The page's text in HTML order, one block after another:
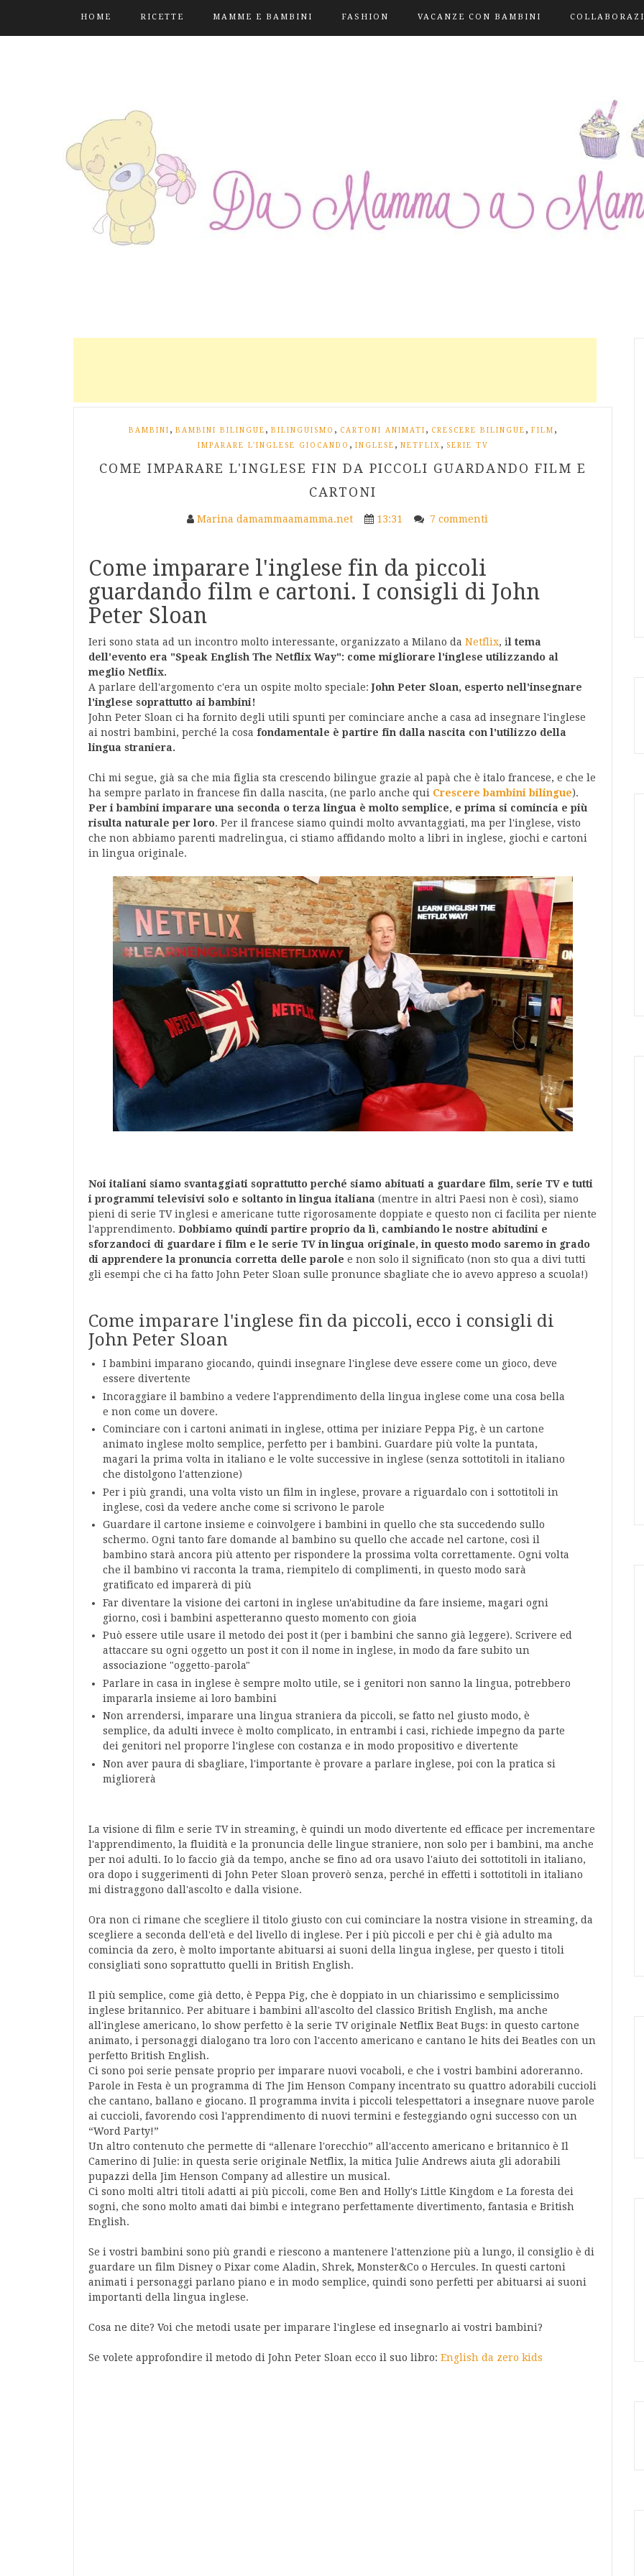
HOME RICETTE MAMME E BAMBINI FASHION VACANZE CON BAMBINI
BAMBINI , BAMBINI BILINGUE , BILINGUISMO , CARTONI ANIMATI , CRESCERE BILINGUE , FILM ,
IMPARARE L'INGLESE GIOCANDO , INGLESE , NETFLIX , SERIE TV
COME IMPARARE L'INGLESE FIN DA PICCOLI GUARDANDO FILM E
CARTONI
Marina damammaamamma.net 13:31 7 commenti
Come imparare l'inglese fin da piccoli
guardando film e cartoni. I consigli di John
Peter Sloan
Ieri sono stata ad un incontro molto interessante, organizzato a Milano da Netflix, il tema
dell'evento era "Speak English The Netflix Way": come migliorare l'inglese utilizzando al
meglio Netflix.
A parlare dell'argomento c'era un ospite molto speciale:John Peter Sloan, esperto nell'insegnare
l'inglese soprattutto ai bambini!
John Peter Sloan ci ha fornito degli utili spunti per cominciare anche a casa ad insegnare l'inglese
ai nostri bambini, perché la cosa fondamentale è partire fin dalla nascita con l'utilizzo della
lingua straniera.
Chi mi segue, già sa che mia figlia sta crescendo bilingue grazie al papà che è italo francese, e che le
ha sempre parlato in francese fin dalla nascita, (ne parlo anche qui Crescere bambini bilingue).
Per i bambini imparare una seconda o terza lingua è molto semplice, e prima si comincia e più
risulta naturale per loro. Per il francese siamo quindi molto avvantaggiati, ma per l'inglese, visto
che non abbiamo parenti madrelingua, ci stiamo affidando molto a libri in inglese, giochi e cartoni
in lingua originale.
Noi italiani siamo svantaggiati soprattutto perché siamo abituati a guardare film, serie TV e tutti
i programmi televisivi solo e soltanto in lingua italiana (mentre in altri Paesi non è così), siamo
pieni di serie TV inglesi e americane tutte rigorosamente doppiate e questo non ci facilita per niente
l'apprendimento. Dobbiamo quindi partire proprio da lì, cambiando le nostre abitudini e
sforzandoci di guardare i film e le serie TV in lingua originale, in questo modo saremo in grado
di apprendere la pronuncia corretta delle parole e non solo il significato (non sto qua a divi tutti
gli esempi che ci ha fatto John Peter Sloan sulle pronunce sbagliate che io avevo appreso a scuola!)
Come imparare l'inglese fin da piccoli, ecco i consigli di
John Peter Sloan
I bambini imparano giocando, quindi insegnare l'inglese deve essere come un gioco, deve
essere divertente
Incoraggiare il bambino a vedere l'apprendimento della lingua inglese come una cosa bella
e non come un dovere.
Cominciare con i cartoni animati in inglese, ottima per iniziare Peppa Pig, è un cartone
animato inglese molto semplice, perfetto per i bambini. Guardare più volte la puntata,
magari la prima volta in italiano e le volte successive in inglese (senza sottotitoli in italiano
che distolgono l'attenzione)
Per i più grandi, una volta visto un film in inglese, provare a riguardalo con i sottotitoli in
inglese, così da vedere anche come si scrivono le parole
Guardare il cartone insieme e coinvolgere i bambini in quello che sta succedendo sullo
schermo. Ogni tanto fare domande al bambino su quello che accade nel cartone, così il
bambino starà ancora più attento per rispondere la prossima volta correttamente. Ogni volta
che il bambino vi racconta la trama, riempitelo di complimenti, in questo modo sarà
gratificato ed imparerà di più
Far diventare la visione dei cartoni in inglese un'abitudine da fare insieme, magari ogni
giorno, così i bambini aspetteranno questo momento con gioia
Può essere utile usare il metodo dei post it (per i bambini che sanno già leggere). Scrivere ed
attaccare su ogni oggetto un post it con il nome in inglese, in modo da fare subito un
associazione "oggetto-parola"
Parlare in casa in inglese è sempre molto utile, se i genitori non sanno la lingua, potrebbero
impararla insieme ai loro bambini
Non arrendersi, imparare una lingua straniera da piccoli, se fatto nel giusto modo, è
semplice, da adulti invece è molto complicato, in entrambi i casi, richiede impegno da parte
dei genitori nel proporre l'inglese con costanza e in modo propositivo e divertente
Non aver paura di sbagliare, l'importante è provare a parlare inglese, poi con la pratica si
migliorerà
La visione di film e serie TV in streaming, è quindi un modo divertente ed efficace per incrementare
l'apprendimento, la fluidità e la pronuncia delle lingue straniere, non solo per i bambini, ma anche
per noi adulti. Io lo faccio già da tempo, anche se fino ad ora usavo l'aiuto dei sottotitoli in italiano,
ora dopo i suggerimenti di John Peter Sloan proverò senza, perché in effetti i sottotitoli in italiano
mi distraggono dall'ascolto e dalla visione.
Ora non ci rimane che scegliere il titolo giusto con cui cominciare la nostra visione in streaming, da
scegliere a seconda dell'età e del livello di inglese. Per i più piccoli e per chi è già adulto ma
comincia da zero, è molto importante abituarsi ai suoni della lingua inglese, per questo i titoli
consigliati sono soprattutto quelli in British English.
Il più semplice, come già detto, è Peppa Pig, che è doppiato in un chiarissimo e semplicissimo
inglese britannico. Per abituare i bambini all'ascolto del classico British English, ma anche
all'inglese americano, lo show perfetto è la serie TV originale Netflix Beat Bugs: in questo cartone
animato, i personaggi dialogano tra loro con l'accento americano e cantano le hits dei Beatles con un
perfetto British English.
Ci sono poi serie pensate proprio per imparare nuovi vocaboli, e che i vostri bambini adoreranno.
Parole in Festa è un programma di The Jim Henson Company incentrato su quattro adorabili cuccioli
che cantano, ballano e giocano. Il programma invita i piccoli telespettatori a insegnare nuove parole
ai cuccioli, favorendo così l'apprendimento di nuovi termini e festeggiando ogni successo con un
“Word Party!”
Un altro contenuto che permette di “allenare l'orecchio” all'accento americano e britannico è Il
Camerino di Julie: in questa serie originale Netflix, la mitica Julie Andrews aiuta gli adorabili
pupazzi della Jim Henson Company ad allestire un musical.
Ci sono molti altri titoli adatti ai più piccoli, come Ben and Holly's Little Kingdom e La foresta dei
sogni, che sono molto amati dai bimbi e integrano perfettamente divertimento, fantasia e British
English.
Se i vostri bambini sono più grandi e riescono a mantenere l'attenzione più a lungo, il consiglio è di
guardare un film Disney o Pixar come Aladin, Shrek, Monster&Co o Hercules. In questi cartoni
animati i personaggi parlano piano e in modo semplice, quindi sono perfetti per abituarsi ai suoni
importanti della lingua inglese.
Cosa ne dite? Voi che metodi usate per imparare l'inglese ed insegnarlo ai vostri bambini?
Se volete approfondire il metodo di John Peter Sloan ecco il suo libro: English da zero kids